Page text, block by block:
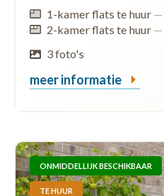
1-kamer flats te huur —
2-kamer flats te huur —
3 foto's
meer informatie
ONMIDDELLIJK BESCHIKBAAR
TE HUUR